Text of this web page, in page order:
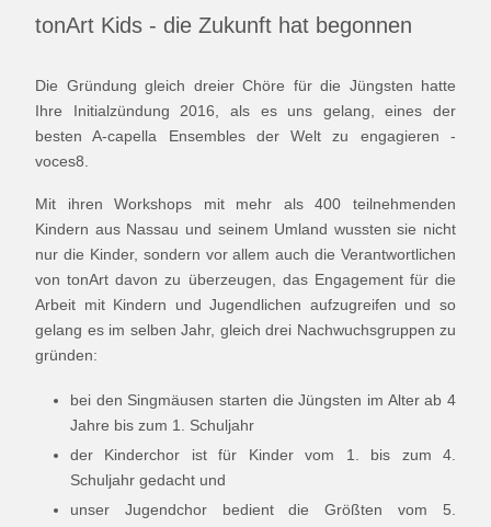
tonArt Kids - die Zukunft hat begonnen
Die Gründung gleich dreier Chöre für die Jüngsten hatte
Ihre Initialzündung 2016, als es uns gelang, eines der
besten A-capella Ensembles der Welt zu engagieren -
voces8.
Mit ihren Workshops mit mehr als 400 teilnehmenden
Kindern aus Nassau und seinem Umland wussten sie nicht
nur die Kinder, sondern vor allem auch die Verantwortlichen
von tonArt davon zu überzeugen, das Engagement für die
Arbeit mit Kindern und Jugendlichen aufzugreifen und so
gelang es im selben Jahr, gleich drei Nachwuchsgruppen zu
gründen:
bei den Singmäusen starten die Jüngsten im Alter ab 4
Jahre bis zum 1. Schuljahr
der Kinderchor ist für Kinder vom 1. bis zum 4.
Schuljahr gedacht und
unser Jugendchor bedient die Größten vom 5.